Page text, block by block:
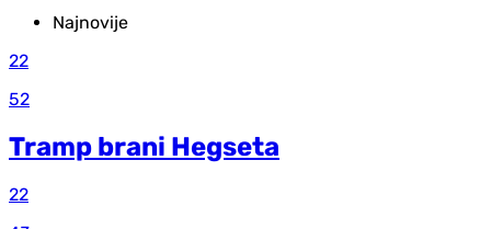
Najnovije
22
52
Tramp brani Hegseta
22